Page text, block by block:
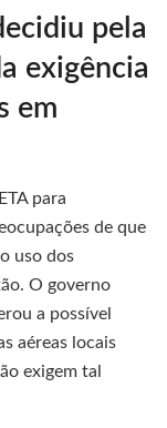
pela
exigência
em
para
de que
uso dos
O governo
a possível
aéreas locais
exigem tal